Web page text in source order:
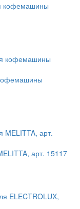
кофемашины
арт. 15117